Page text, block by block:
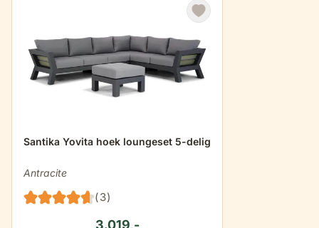
63 cm
breedte armleuning 5 cm
dikte zitkussens
Santika Yovita hoek loungeset 5-delig
Antracite
(3)
De prijs is afhankelijk van de gekozen opties op de
3.019,-